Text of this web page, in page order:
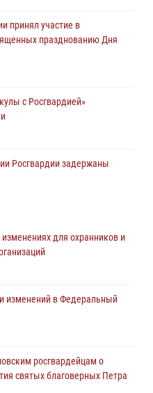
принял участие в
празднованию Дня
с Росгвардией»
Росгвардии задержаны
для охранников и
изменений в Федеральный
росгвардейцам о
святых благоверных Петра